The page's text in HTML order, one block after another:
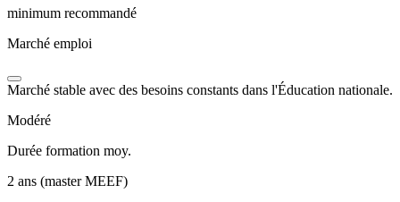
minimum recommandé
Marché emploi
Marché stable avec des besoins constants dans l'Éducation nationale.
Modéré
Durée formation moy.
2 ans (master MEEF)